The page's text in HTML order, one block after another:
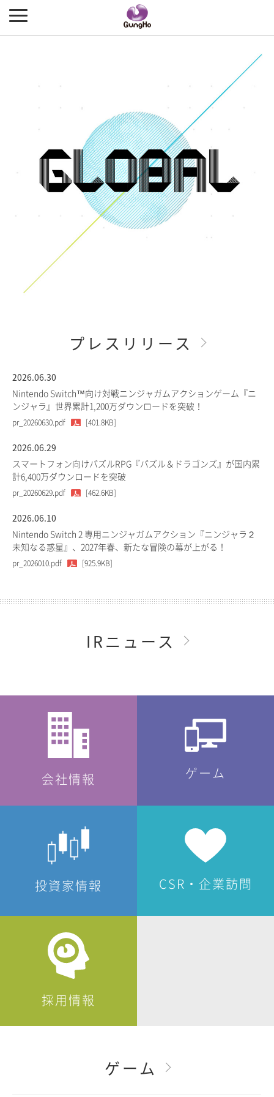
プレスリリース
2026.06.30
Nintendo Switch™向け対戦ニンジャガムアクションゲーム『ニ
ンジャラ』世界累計1,200万ダウンロードを突破！
pr_20260630.pdf [401.8KB]
2026.06.29
スマートフォン向けパズルRPG『パズル＆ドラゴンズ』が国内累
計6,400万ダウンロードを突破
pr_20260629.pdf [462.6KB]
2026.06.10
Nintendo Switch 2 専用ニンジャガムアクション『ニンジャラ２
未知なる惑星』、2027年春、新たな冒険の幕が上がる！
pr_2026010.pdf [925.9KB]
IRニュース
会社情報
ゲーム
投資家情報 CSR・企業訪問
採用情報
ゲーム